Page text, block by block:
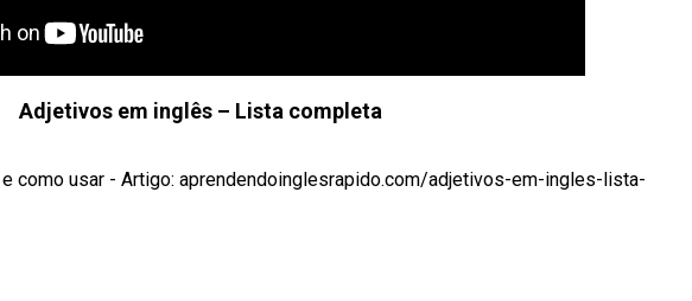
Adjetivos em inglês – Lista completa
como usar - Artigo: aprendendoinglesrapido.com/adjetivos-em-ingles-lista-